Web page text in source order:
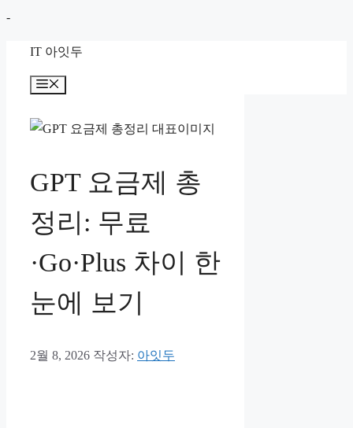
-컨
IT 아잇두
뉴
GPT 요금제 총
정리: 무료
·Go·Plus 차이 한
눈에 보기
2월 8, 2026 작성자: 아잇두